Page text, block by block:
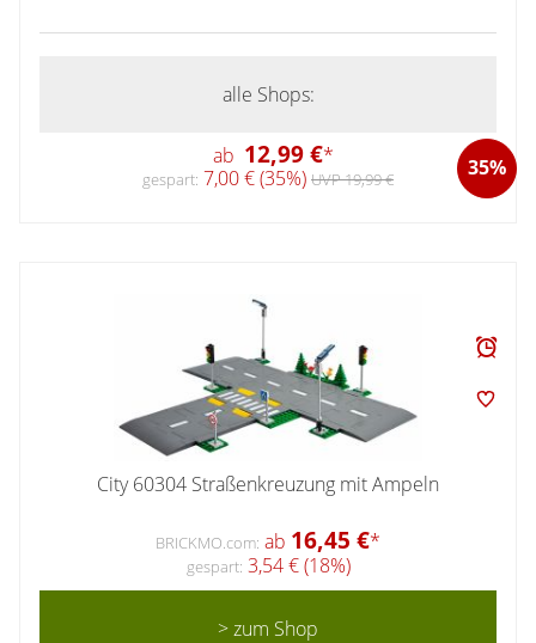
alle Shops:
ab 12,99 €* 35%
gespart: 7,00 € (35%) UVP 19,99 €
City 60304 Straßenkreuzung mit Ampeln
BRICKMO.com: ab 16,45 €*
gespart: 3,54 € (18%)
> zum Shop